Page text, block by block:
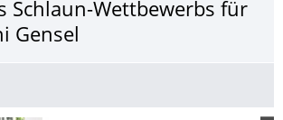
Schlaun-Wettbewerbs für
Gensel
des Schlaun-Wettbewerbs für Ronja